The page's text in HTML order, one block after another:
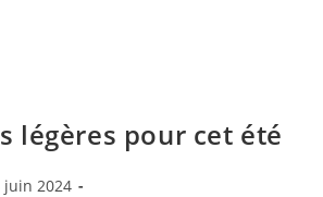
légères pour cet été
juin 2024